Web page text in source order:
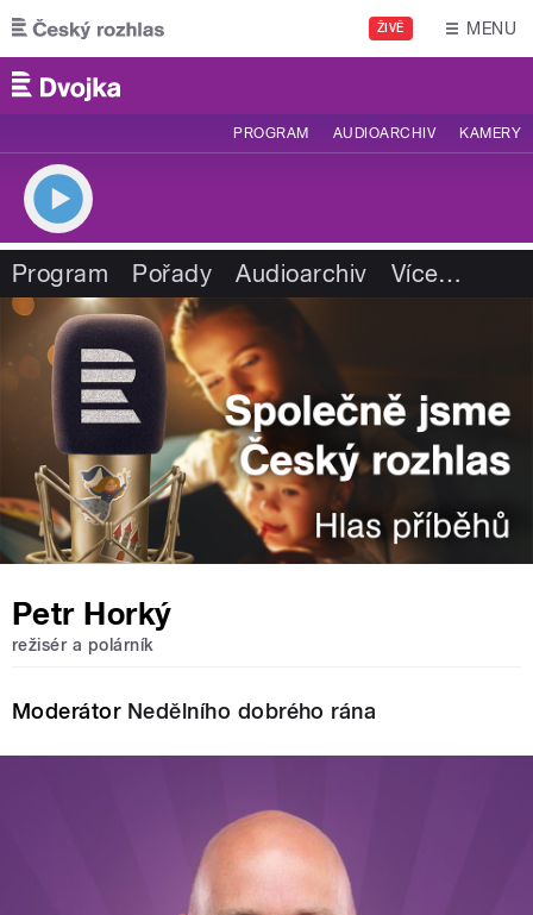
Přejít k hlavnímu obsahu
ŽIVĚ MENU
PROGRAM AUDIOARCHIV KAMERY
Program Pořady Audioarchiv Více…
Petr Horký
režisér a polárník
Moderátor Nedělního dobrého rána